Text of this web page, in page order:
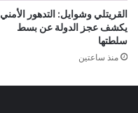
القريتلي وشوايل: التدهور الأمني
يكشف عجز الدولة عن بسط
سلطتها
منذ ساعتين